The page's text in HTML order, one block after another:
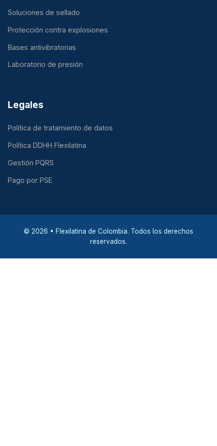
Soluciones de sellado
Protección contra explosiones
Bases antivibratorias
Laboratorio de presión
Legales
Política de tratamiento de datos
Política DDHH Flexilatina
Gestión PQRS
Pago por PSE
© 2026 • Flexilatina de Colombia. Todos los derechos
reservados.